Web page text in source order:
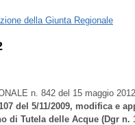
della Giunta Regionale
n. 842 del 15 maggio 2012
del 5/11/2009, modifica e
di Tutela delle Acque (Dgr n.